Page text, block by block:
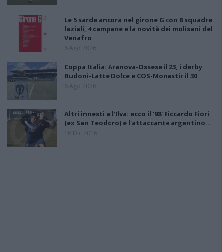
Le 5 sarde ancora nel girone G con 8 squadre
laziali, 4 campane e la novità dei molisani del
Venafro
6 Ago 2026
Coppa Italia: Aranova-Ossese il 23, i derby
Budoni-Latte Dolce e COS-Monastir il 30
6 Ago 2026
Altri innesti all'Ilva: ecco il '98' Riccardo Fiori
(ex San Teodoro) e l'attaccante argentino…
16 Dic 2016